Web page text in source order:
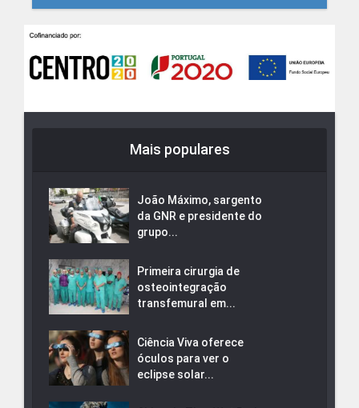
Mais populares
João Máximo, sargento
da GNR e presidente do
grupo...
Primeira cirurgia de
osteointegração
transfemural em...
Ciência Viva oferece
óculos para ver o
eclipse solar...